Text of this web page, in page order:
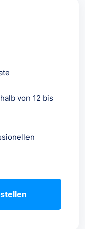
von 12 bis